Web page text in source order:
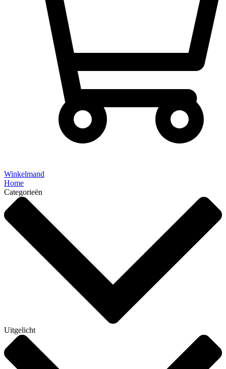
Winkelmand
Home
Categorieën
Uitgelicht